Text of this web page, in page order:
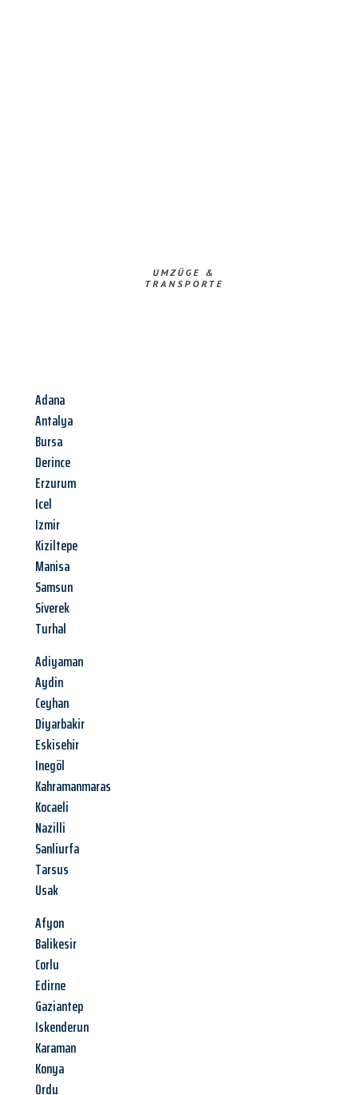
UMZÜGE &
TRANSPORTE
Adana
Antalya
Bursa
Derince
Erzurum
Icel
Izmir
Kiziltepe
Manisa
Samsun
Siverek
Turhal
Adiyaman
Aydin
Ceyhan
Diyarbakir
Eskisehir
Inegöl
Kahramanmaras
Kocaeli
Nazilli
Sanliurfa
Tarsus
Usak
Afyon
Balikesir
Corlu
Edirne
Gaziantep
Iskenderun
Karaman
Konya
Ordu